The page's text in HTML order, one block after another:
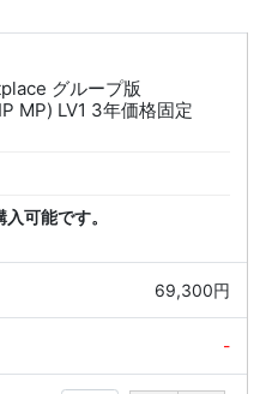
グループ版
MP) LV1 3年価格固定
可能です。
69,300円
-